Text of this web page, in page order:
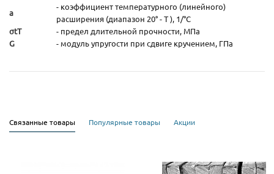
а
- коэффициент температурного (линейного)
расширения (диапазон 20° - T ), 1/°С
σtТ
- предел длительной прочности, МПа
G
- модуль упругости при сдвиге кручением, ГПа
Связанные товары Популярные товары Акции